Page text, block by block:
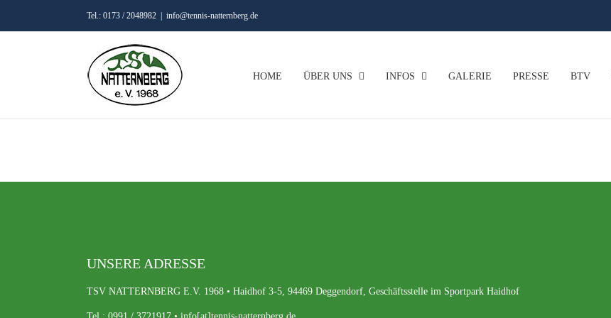
Tel.: 0173 / 2048982 info@tennis-natternberg.de
HOME ÜBER UNS INFOS GALERIE PRESSE BTV
UNSERE ADRESSE
TSV NATTERNBERG E.V. 1968 • Haidhof 3-5, 94469 Deggendorf, Geschäftsstelle im Sportpark Haidhof